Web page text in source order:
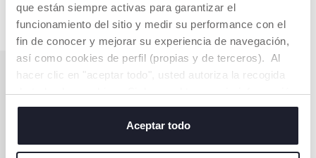
que están siempre activas para garantizar el
funcionamiento del sitio y medir su performance con el
fin de conocer y mejorar su experiencia de navegación,
así como cookies de perfil (propias y de terceros). Al
hacer clic en "aceptar todo", usted autoriza la recogida
de todas las cookies. Si desea obtener más información
o cambiar o revocar el consentimiento de todas o
algunas cookies, haga clic en "mostrar detalles". Al
cerrar este banner, usted consiente en utilizar
Aceptar todo
TABLA
COMPARATIVA
CHICCO